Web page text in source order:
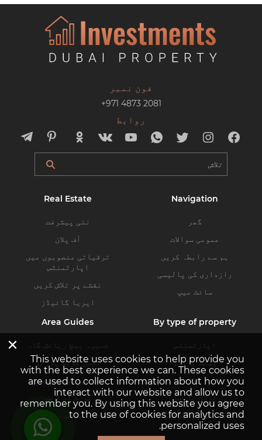
فون نمبر
+971 4873 2081
روابط
Navigation
گھر
عمومی سوالات
ہم سے رابطہ کریں
رازداری کی پالیسی
سائٹ میپ
Real Estate
نئی پیشرفت
آف پلان
ترقیاتی منصوبوں میں
اپارٹمنٹس
نقشے پر تلاش کریں
ایریا گائیڈز
By type of property
اپارٹمنٹس
پینٹ ہاوسز
ولاز
ٹاون ہاوسز
کمرشل پراپرٹیز
Area Guides
جمیرہ بیچ رہائش گاہ
دبئی کریک ہاربر
دبئی ہلز اسٹیٹ
پورٹ ڈی لا مر
بزنس بے
×
This website uses cookies to help provide you
with the best experience we can. These cookies
are used to collect information about how you
interact with our website and allow us to
remember you. By using this website you agree
to the use of cookies for analytics and
personalized uses.